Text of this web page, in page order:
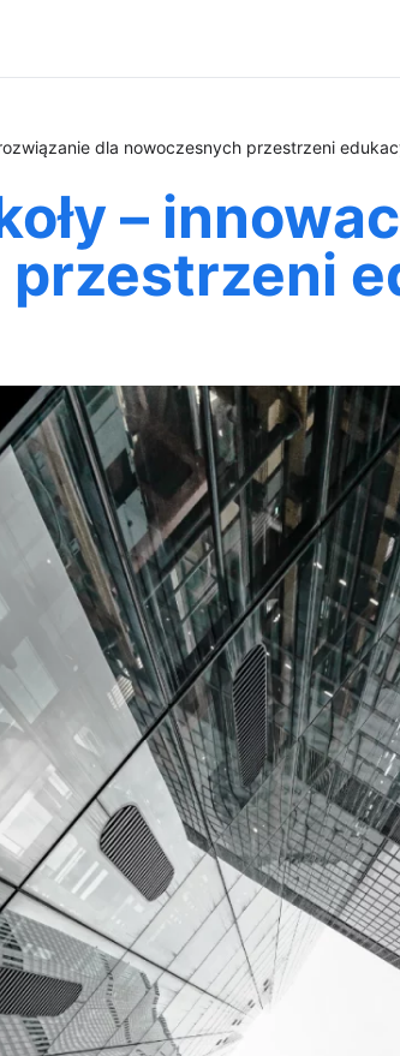
dla nowoczesnych przestrzeni
–